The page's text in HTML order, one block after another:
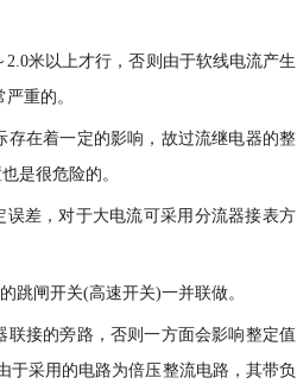
米以上才行，否则由于软线电流产生
重的。
在着一定的影响，故过流继电器的整
是很危险的。
差，对于大电流可采用分流器接表方
跳闸开关(高速开关)一并联做。
接的旁路，否则一方面会影响整定值
于采用的电路为倍压整流电路，其带负